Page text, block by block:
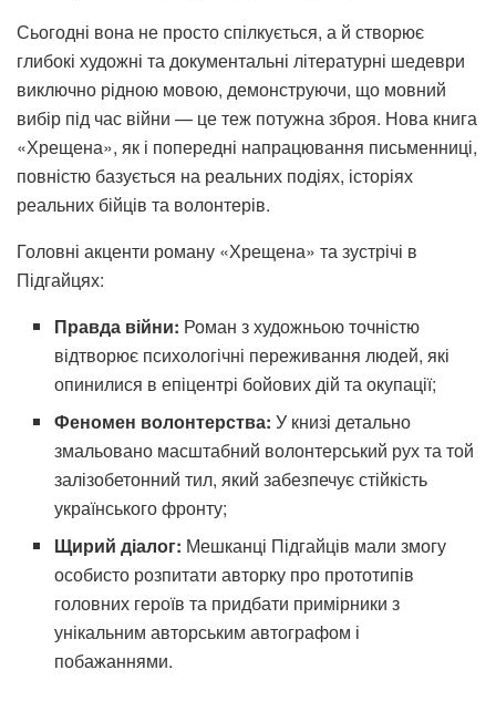
Сьогодні вона не просто спілкується, а й створює
глибокі художні та документальні літературні шедеври
виключно рідною мовою, демонструючи, що мовний
вибір під час війни — це теж потужна зброя. Нова книга
«Хрещена», як і попередні напрацювання письменниці,
повністю базується на реальних подіях, історіях
реальних бійців та волонтерів.
Головні акценти роману «Хрещена» та зустрічі в
Підгайцях:
Правда війни: Роман з художньою точністю
відтворює психологічні переживання людей, які
опинилися в епіцентрі бойових дій та окупації;
Феномен волонтерства: У книзі детально
змальовано масштабний волонтерський рух та той
залізобетонний тил, який забезпечує стійкість
українського фронту;
Щирий діалог: Мешканці Підгайців мали змогу
особисто розпитати авторку про прототипів
головних героїв та придбати примірники з
унікальним авторським автографом і
побажаннями.